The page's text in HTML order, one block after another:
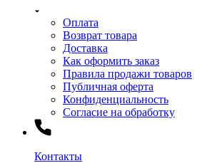
Оплата
Возврат товара
Доставка
Как оформить заказ
Правила продажи товаров
Публичная оферта
Конфиденциальность
Согласие на обработку
Контакты